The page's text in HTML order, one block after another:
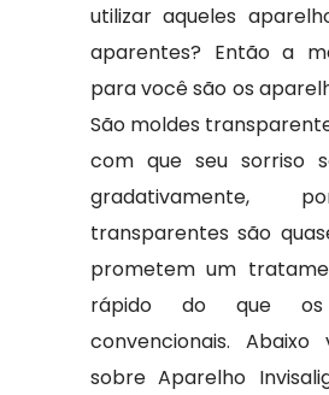
utilizar aqueles
aparentes? Então a
para você são os
São moldes
com que seu sorriso
gradativamente,
transparentes são
prometem um
rápido do que os
convencionais.
sobre Aparelho